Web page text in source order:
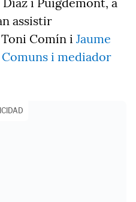
assistir
Comín i Jaume
i mediador